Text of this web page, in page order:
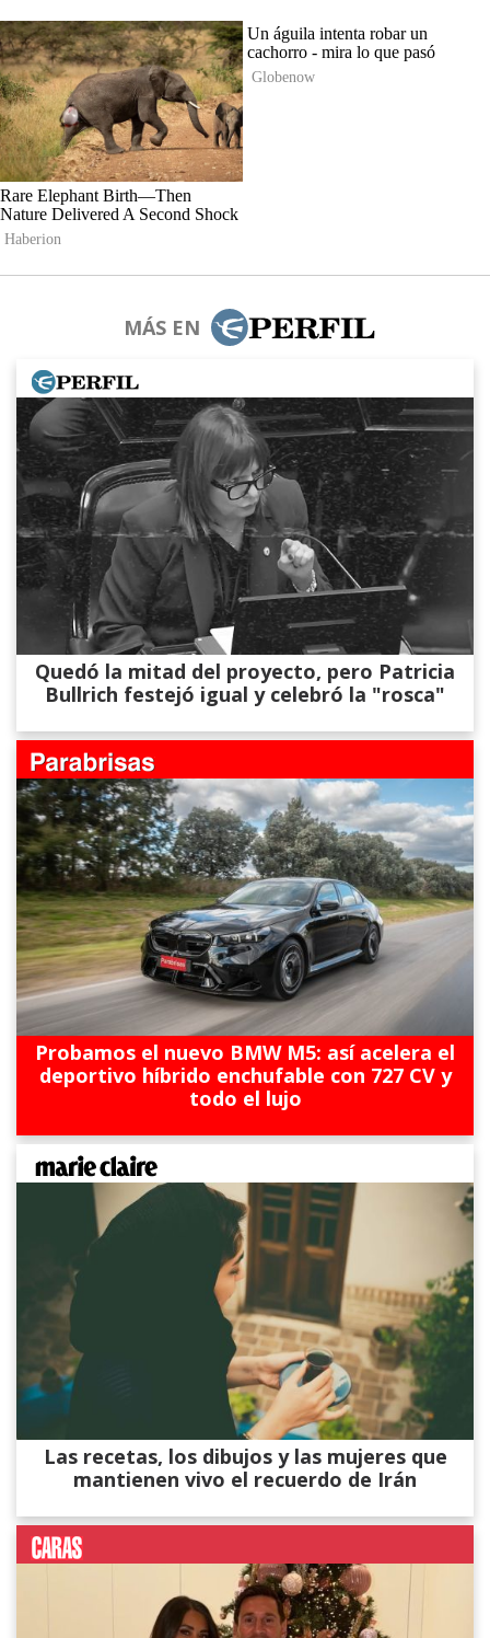
MÁS EN
Quedó la mitad del proyecto, pero Patricia
Bullrich festejó igual y celebró la "rosca"
Probamos el nuevo BMW M5: así acelera el
deportivo híbrido enchufable con 727 CV y
todo el lujo
Las recetas, los dibujos y las mujeres que
mantienen vivo el recuerdo de Irán